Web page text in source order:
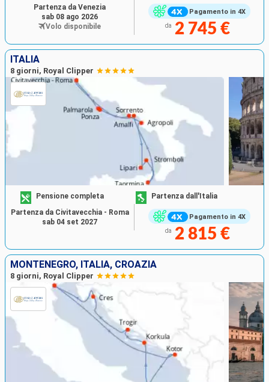
Pagamento in 4X
da 2 745 €
Partenza da Venezia
sab 08 ago 2026
Volo disponibile
ITALIA
8 giorni, Royal Clipper
Pagamento in 4X
Pensione completa Partenza dall'Italia
da 2 815 €
Partenza da Civitavecchia - Roma
sab 04 set 2027
MONTENEGRO, ITALIA, CROAZIA
8 giorni, Royal Clipper